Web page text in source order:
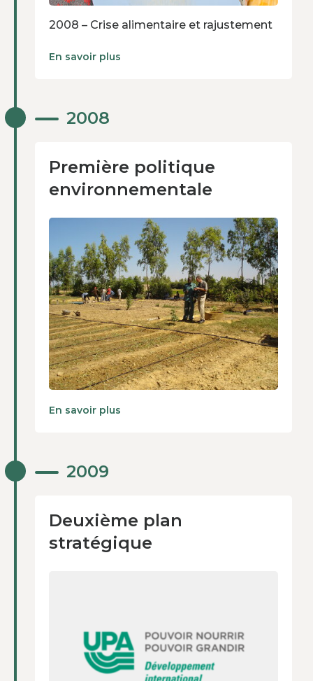
2008 – Crise alimentaire et rajustement
En savoir plus
2008
Première politique
environnementale
En savoir plus
2009
Deuxième plan
stratégique